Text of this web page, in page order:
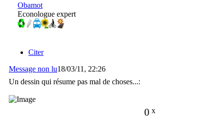
Obamot
Econologue expert
Citer
Message non lu18/03/11, 22:26
Un dessin qui résume pas mal de choses...:
0 x